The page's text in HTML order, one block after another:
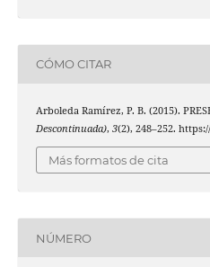
CÓMO CITAR
Arboleda Ramírez, P. B. (2015).
Descontinuada), 3(2), 248–252.
Más formatos de cita
NÚMERO